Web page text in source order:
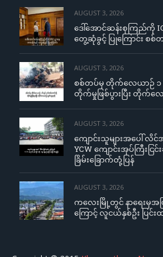
AUGUST 3, 2026
ဒေါ်အောင်ဆန်းစုကြည်ကို
တွေ့ဆုံခွင့် ပြုကြောင်း စ
AUGUST 3, 2026
စစ်တပ်မှ တိုက်လေယာဉ် ၁
တိုက်မှုဖြစ်ပွားပြီး တိုက်
AUGUST 3, 2026
ကျောင်းသူများအပေါ်
YCW ကျောင်းအုပ်ကြီးင
ခြိမ်းခြောက်တုံ့ပြန်
AUGUST 3, 2026
ကလေးမြို့တွင် နာရေးမှအ
ကြောင့် လူငယ်နှစ်ဦး ပြင်